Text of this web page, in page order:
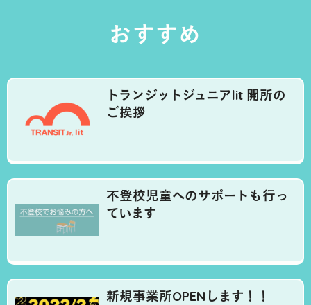
おすすめ
トランジットジュニアlit 開所の
ご挨拶
不登校児童へのサポートも行っ
ています
新規事業所OPENします！！